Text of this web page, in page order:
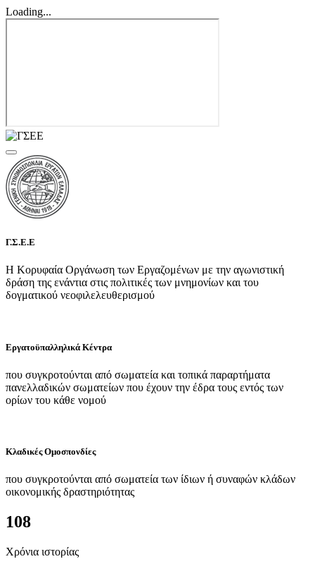
Loading...
Γ.Σ.Ε.Ε
Η Κορυφαία Οργάνωση των Εργαζομένων με την αγωνιστική
δράση της ενάντια στις πολιτικές των μνημονίων και του
δογματικού νεοφιλελευθερισμού
Εργατοϋπαλληλικά Κέντρα
που συγκροτούνται από σωματεία και τοπικά παραρτήματα
πανελλαδικών σωματείων που έχουν την έδρα τους εντός των
ορίων του κάθε νομού
Κλαδικές Ομοσπονδίες
που συγκροτούνται από σωματεία των ίδιων ή συναφών κλάδων
οικονομικής δραστηριότητας
108
Χρόνια ιστορίας